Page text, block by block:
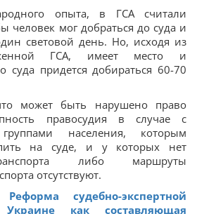
опыта, в ГСА считали
человек мог добраться до суда и
световой день. Но, исходя из
ГСА, имеет место и
суда придется добираться 60-70
может быть нарушено право
правосудия в случае с
населения, которым
на суде, и у которых нет
либо маршруты
отсутствуют.
Реформа судебно-экспертной
как составляющая